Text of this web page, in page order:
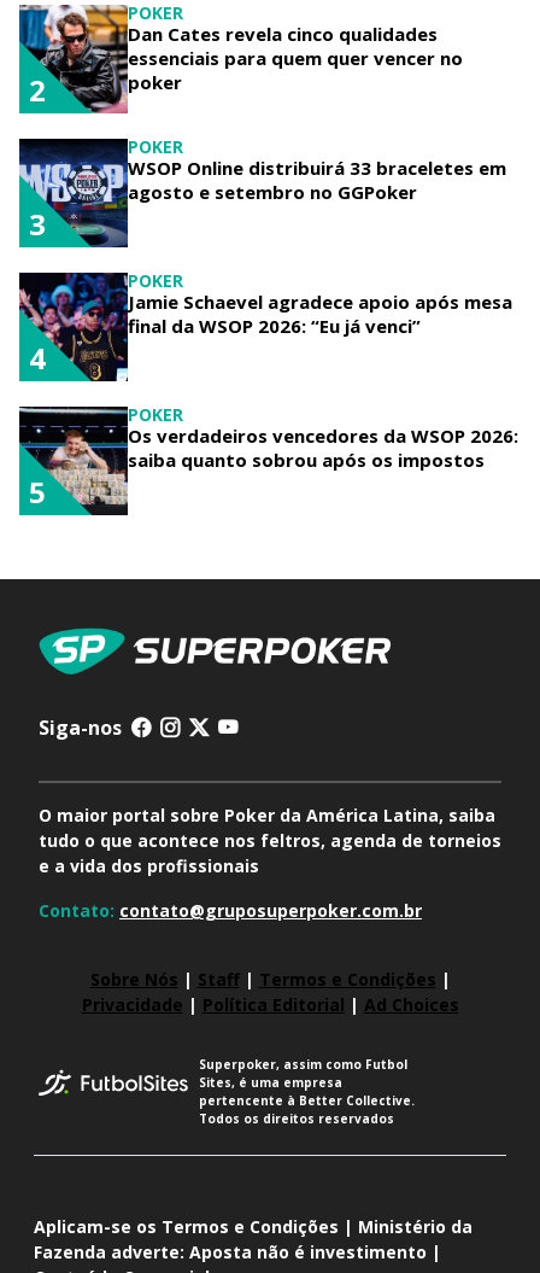
POKER
Dan Cates revela cinco qualidades
essenciais para quem quer vencer no
poker
2
POKER
WSOP Online distribuirá 33 braceletes em
agosto e setembro no GGPoker
3
POKER
Jamie Schaevel agradece apoio após mesa
final da WSOP 2026: “Eu já venci”
4
POKER
Os verdadeiros vencedores da WSOP 2026:
saiba quanto sobrou após os impostos
5
Siga-nos
O maior portal sobre Poker da América Latina, saiba
tudo o que acontece nos feltros, agenda de torneios
e a vida dos profissionais
Contato: contato@gruposuperpoker.com.br
Sobre Nós | Staff| Termos e Condições |
Privacidade | Política Editorial | Ad Choices
Superpoker, assim como Futbol
Sites, é uma empresa
pertencente à Better Collective.
Todos os direitos reservados
Aplicam-se os Termos e Condições | Ministério da
Fazenda adverte: Aposta não é investimento |